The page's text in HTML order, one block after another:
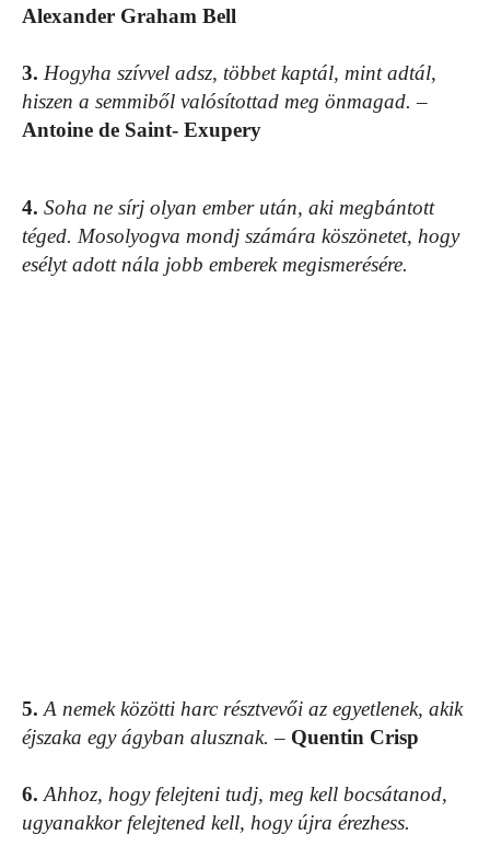
Alexander Graham Bell
3. Hogyha szívvel adsz, többet kaptál, mint adtál,
hiszen a semmiből valósítottad meg önmagad. –
Antoine de Saint- Exupery
4. Soha ne sírj olyan ember után, aki megbántott
téged. Mosolyogva mondj számára köszönetet, hogy
esélyt adott nála jobb emberek megismerésére.
5. A nemek közötti harc résztvevői az egyetlenek, akik
éjszaka egy ágyban alusznak. – Quentin Crisp
6. Ahhoz, hogy felejteni tudj, meg kell bocsátanod,
ugyanakkor felejtened kell, hogy újra érezhess.